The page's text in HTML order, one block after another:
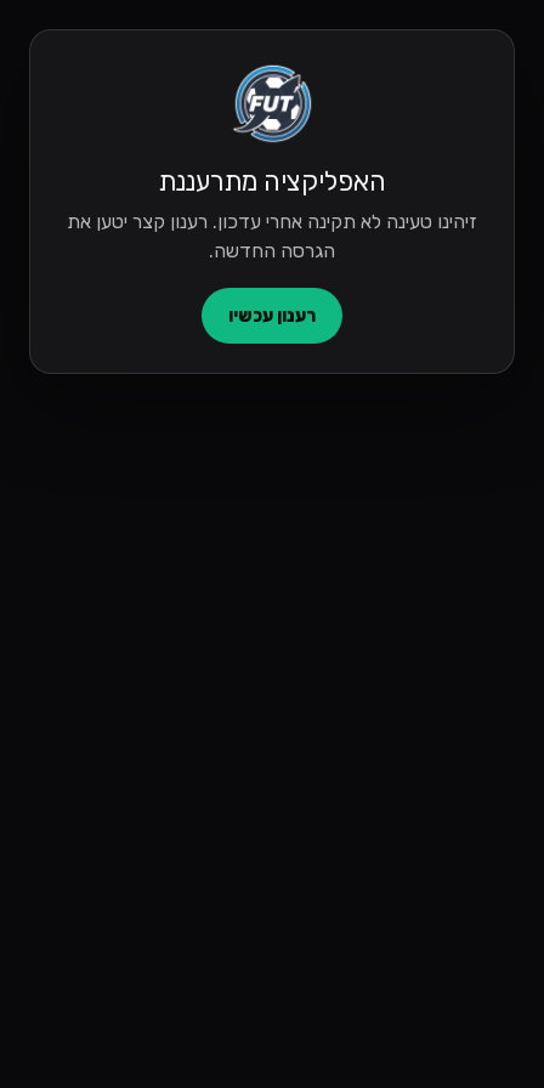
האפליקציה מתרעננת
זיהינו טעינה לא תקינה אחרי עדכון. רענון קצר יטען את
הגרסה החדשה.
רענון עכשיו